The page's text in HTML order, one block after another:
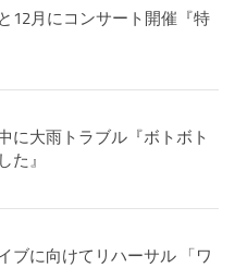
12月にコンサート開催『特
に大雨トラブル『ボトボト
た』
ブに向けてリハーサル 「ワ